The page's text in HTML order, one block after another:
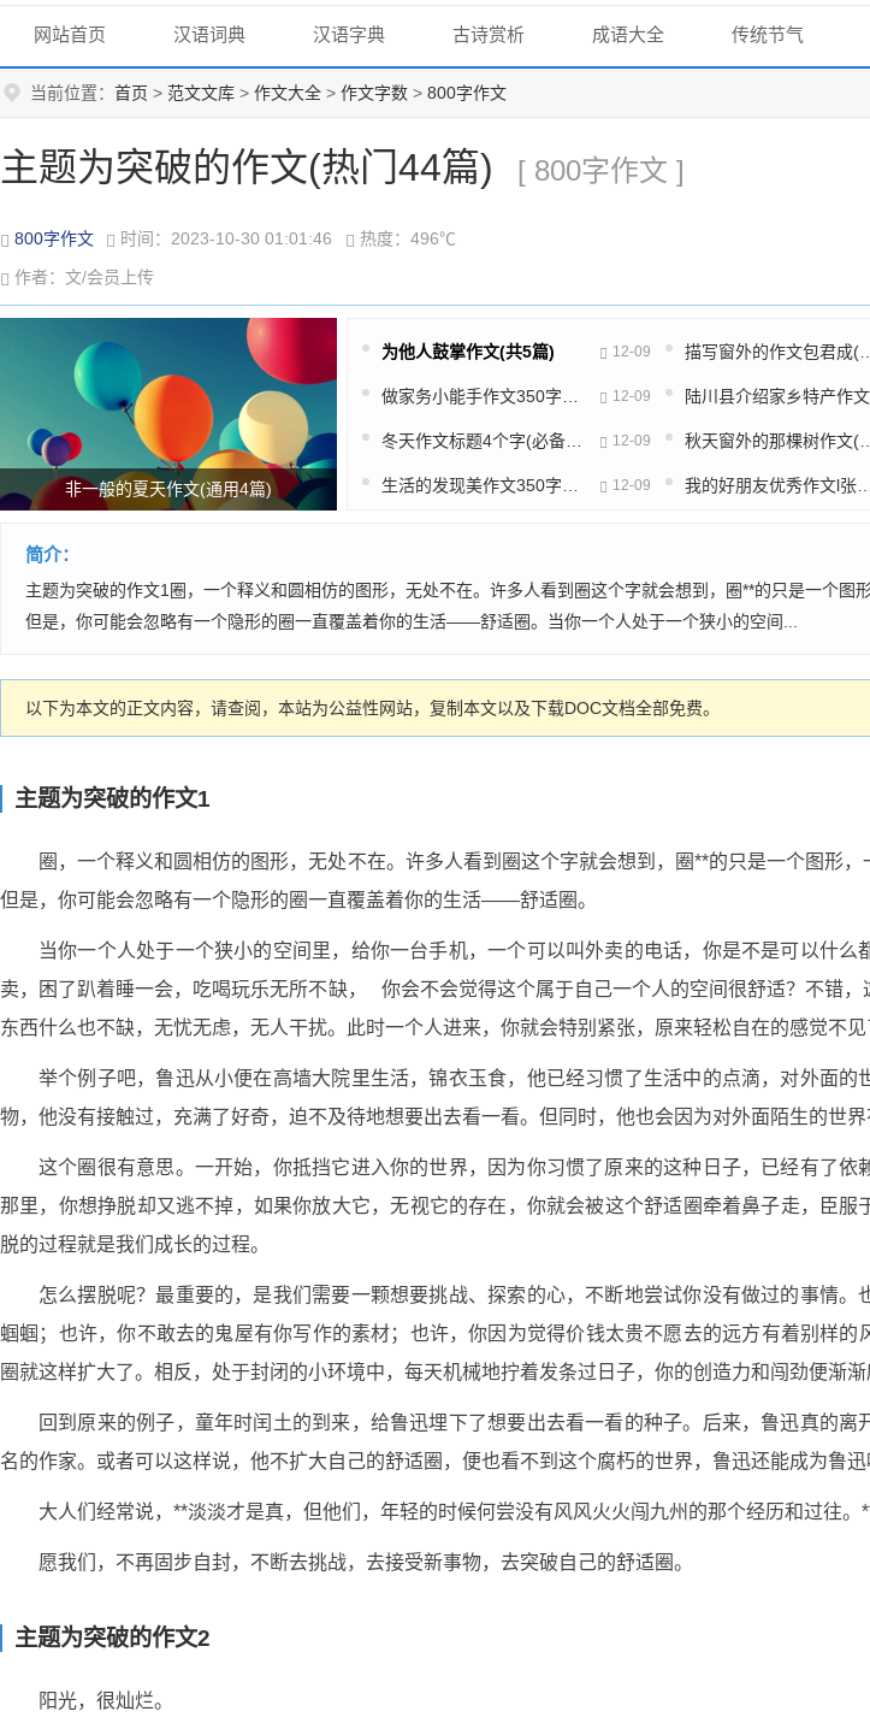
网站首页 汉语词典 汉语字典 古诗赏析 成语大全 传统节气
当前位置： 首页 > 范文文库 > 作文大全 > 作文字数 > 800字作文
主题为突破的作文(热门44篇) [ 800字作文 ]
800字作文 时间：2023-10-30 01:01:46
热度：496℃
作者：文/会员上传
非一般的夏天作文(通用4篇)
为他人鼓掌作文(共5篇) 12-09
12-09
12-09
12-09
简介：
主题为突破的作文1圈，一个释义和圆相仿的图形，无处不在。许多人看到圈这个字就会想到，圈**的只是一个图
但是，你可能会忽略有一个隐形的圈一直覆盖着你的生活——舒适圈。当你一个人处于一个狭小的空间...
以下为本文的正文内容，请查阅，本站为公益性网站，复制本文以及下载DOC文档全部免费。
主题为突破的作文1
圈，一个释义和圆相仿的图形，无处不在。许多人看到圈这个字就会想到，圈**的只是一个图形
但是，你可能会忽略有一个隐形的圈一直覆盖着你的生活——舒适圈。
当你一个人处于一个狭小的空间里，给你一台手机，一个可以叫外卖的电话，你是不是可以什
卖，困了趴着睡一会，吃喝玩乐无所不缺， 你会不会觉得这个属于自己一个人的空间很舒适？不错
东西什么也不缺，无忧无虑，无人干扰。此时一个人进来，你就会特别紧张，原来轻松自在的感觉不见
举个例子吧，鲁迅从小便在高墙大院里生活，锦衣玉食，他已经习惯了生活中的点滴，对外面
物，他没有接触过，充满了好奇，迫不及待地想要出去看一看。但同时，他也会因为对外面陌生的世界
这个圈很有意思。一开始，你抵挡它进入你的世界，因为你习惯了原来的这种日子，已经有了
那里，你想挣脱却又逃不掉，如果你放大它，无视它的存在，你就会被这个舒适圈牵着鼻子走，臣
脱的过程就是我们成长的过程。
怎么摆脱呢？最重要的，是我们需要一颗想要挑战、探索的心，不断地尝试你没有做过的事情
蝈蝈；也许，你不敢去的鬼屋有你写作的素材；也许，你因为觉得价钱太贵不愿去的远方有着别样
圈就这样扩大了。相反，处于封闭的小环境中，每天机械地拧着发条过日子，你的创造力和闯劲便渐渐
回到原来的例子，童年时闰土的到来，给鲁迅埋下了想要出去看一看的种子。后来，鲁迅真的
名的作家。或者可以这样说，他不扩大自己的舒适圈，便也看不到这个腐朽的世界，鲁迅还能成为鲁迅
大人们经常说，**淡淡才是真，但他们，年轻的时候何尝没有风风火火闯九州的那个经历和过往。
愿我们，不再固步自封，不断去挑战，去接受新事物，去突破自己的舒适圈。
主题为突破的作文2
阳光，很灿烂。